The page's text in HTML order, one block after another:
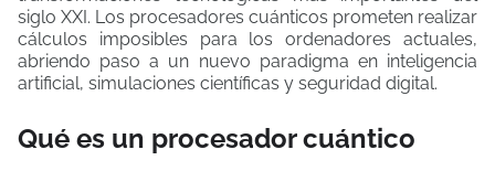
siglo XXI. Los procesadores cuánticos prometen realizar
cálculos imposibles para los ordenadores actuales,
abriendo paso a un nuevo paradigma en inteligencia
artificial, simulaciones científicas y seguridad digital.
Qué es un procesador cuántico